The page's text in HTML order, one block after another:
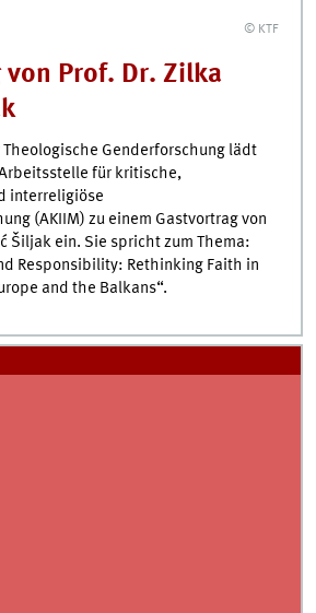
© KTF
Prof. Dr. Zilka
Genderforschung lädt
für kritische,
interreligiöse
(AKIIM) zu einem Gastvortrag von
Šiljak ein. Sie spricht zum Thema:
Responsibility: Rethinking Faith in
and the Balkans“.